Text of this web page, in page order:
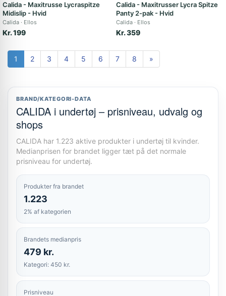
Calida - Maxitrusse Lycraspitze
Midislip - Hvid
Calida Ellos
Kr. 199
Calida - Maxitrusser Lycra Spitze
Panty 2-pak - Hvid
Calida Ellos
Kr. 359
1 2 3 4 5 6 7 8 »
BRAND/KATEGORI-DATA
CALIDA i undertøj – prisniveau, udvalg og
shops
CALIDA har 1.223 aktive produkter i undertøj til kvinder.
Medianprisen for brandet ligger tæt på det normale
prisniveau for undertøj.
Produkter fra brandet
1.223
2% af kategorien
Brandets medianpris
479 kr.
Kategori: 450 kr.
Prisniveau